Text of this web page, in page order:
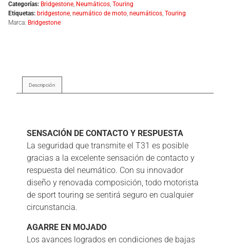
Categorías: Bridgestone, Neumáticos, Touring
Etiquetas: bridgestone, neumático de moto, neumáticos, Touring
Marca: Bridgestone
Descripción
SENSACIÓN DE CONTACTO Y RESPUESTA
La seguridad que transmite el T31 es posible
gracias a la excelente sensación de contacto y
respuesta del neumático. Con su innovador
diseño y renovada composición, todo motorista
de sport touring se sentirá seguro en cualquier
circunstancia.
AGARRE EN MOJADO
Los avances logrados en condiciones de bajas